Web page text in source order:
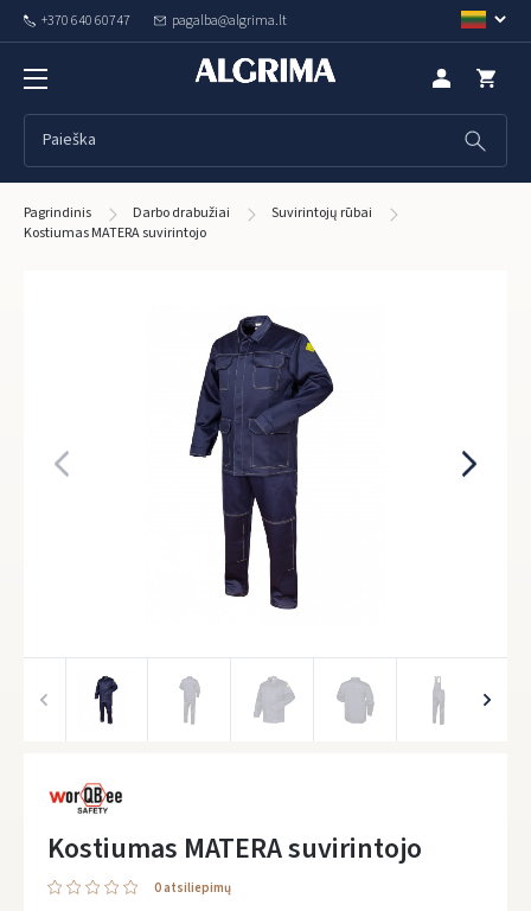
+370 640 60747 pagalba@algrima.lt
Pagrindinis Darbo drabužiai
Suvirintojų rūbai
Kostiumas MATERA suvirintojo
Kostiumas MATERA suvirintojo
0 atsiliepimų